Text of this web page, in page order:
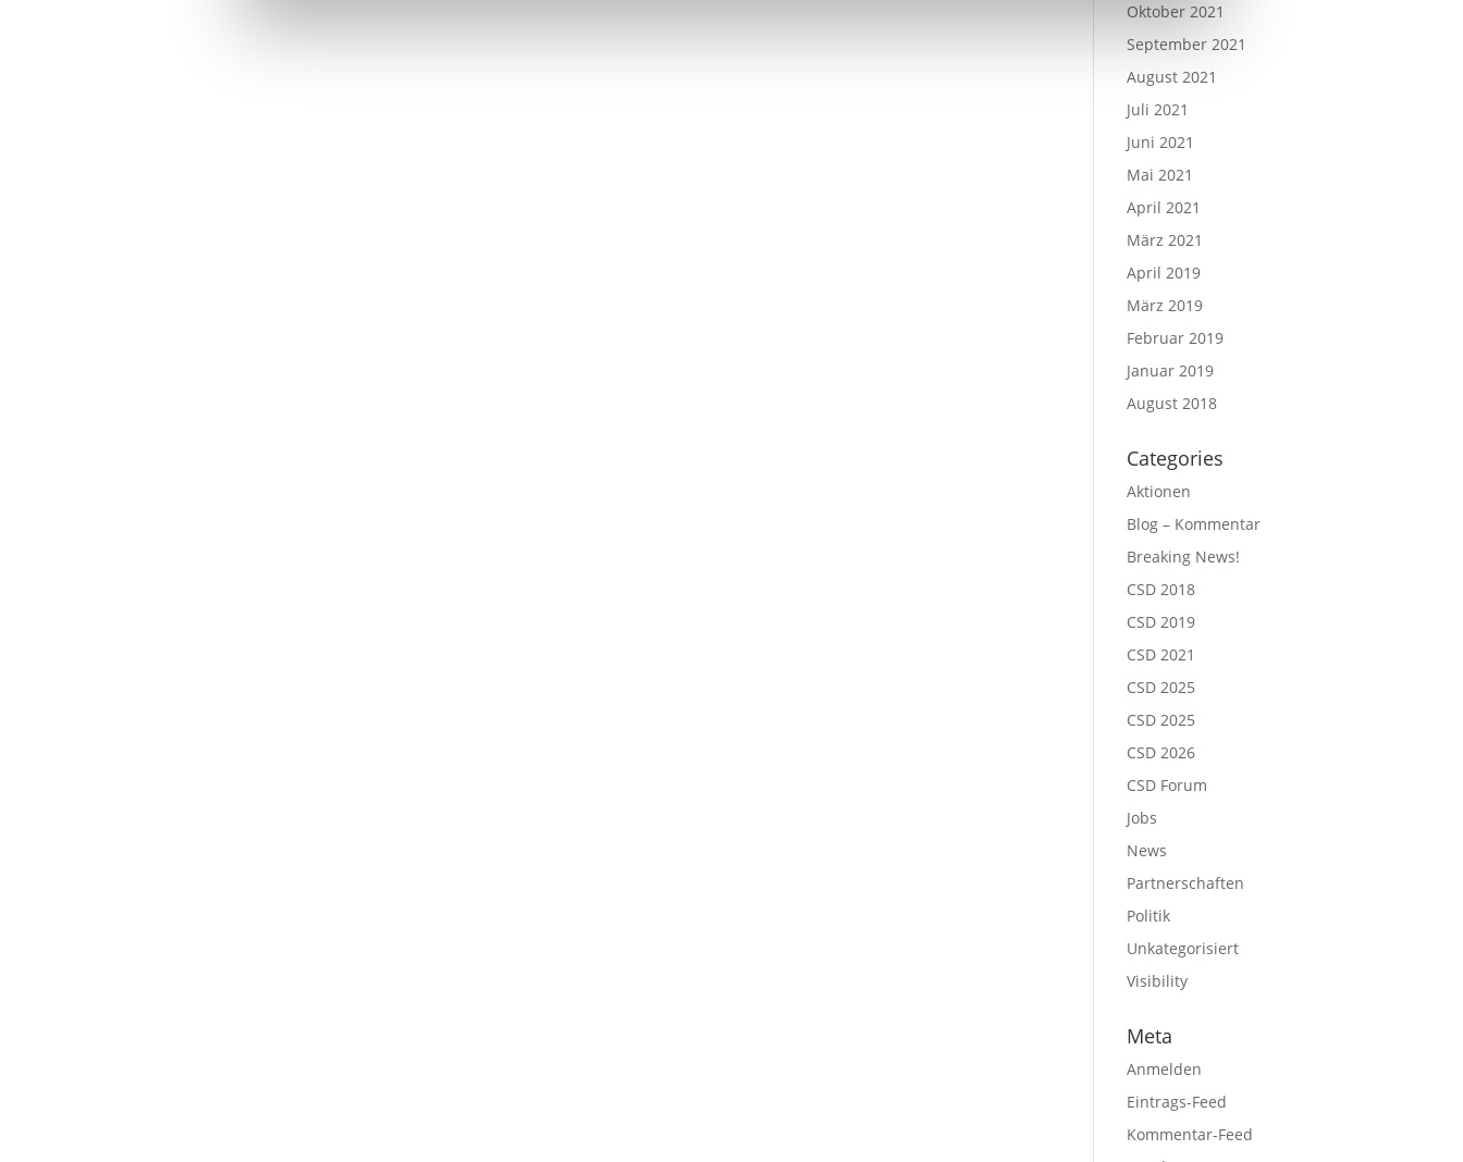
Oktober 2021
September 2021
August 2021
Juli 2021
Juni 2021
Mai 2021
April 2021
März 2021
April 2019
März 2019
Februar 2019
Januar 2019
August 2018
Categories
Aktionen
Blog – Kommentar
Breaking News!
CSD 2018
CSD 2019
CSD 2021
CSD 2025
CSD 2025
CSD 2026
CSD Forum
Jobs
News
Partnerschaften
Politik
Unkategorisiert
Visibility
Meta
Anmelden
Eintrags-Feed
Kommentar-Feed